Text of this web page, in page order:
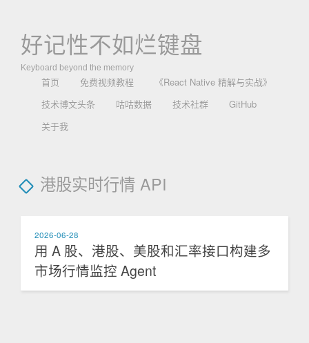
好记性不如烂键盘
Keyboard beyond the memory
首页 免费视频教程
《React Native 精解与实战》
技术博文头条
咕咕数据 技术社群
GitHub
关于我
港股实时行情 API
2026-06-28
用 A 股、港股、美股和汇率接口构建多
市场行情监控 Agent